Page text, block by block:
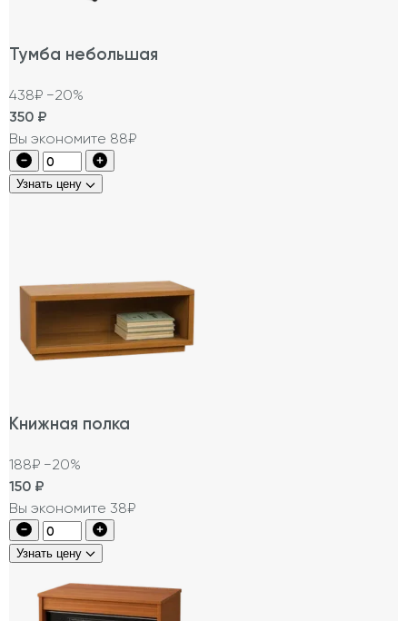
Тумба небольшая
438₽ −20%
350 ₽
Вы экономите 88₽
Узнать цену
Книжная полка
188₽ −20%
150 ₽
Вы экономите 38₽
Узнать цену